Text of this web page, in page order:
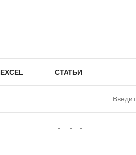
EXCEL СТАТЬИ